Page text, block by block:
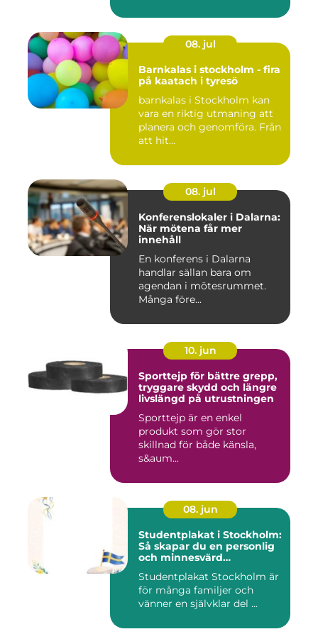
08. jul
Barnkalas i stockholm - fira
på kaatach i tyresö
barnkalas i Stockholm kan
vara en riktig utmaning att
planera och genomföra. Från
att hit...
08. jul
Konferenslokaler i Dalarna:
När mötena får mer
innehåll
En konferens i Dalarna
handlar sällan bara om
agendan i mötesrummet.
Många före...
10. jun
Sporttejp för bättre grepp,
tryggare skydd och längre
livslängd på utrustningen
Sporttejp är en enkel
produkt som gör stor
skillnad för både känsla,
s&aum...
08. jun
Studentplakat i Stockholm:
Så skapar du en personlig
och minnesvärd
Studentplakat Stockholm är
för många familjer och
vänner en självklar del ...